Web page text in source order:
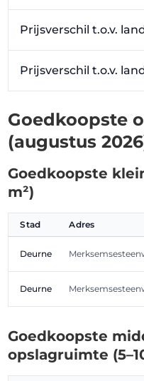
Prijsverschil t.o.v.
Prijsverschil t.o.v.
Goedkoopste
(augustus
Goedkoopste
m²)
Stad Adres
Deurne
Deurne
Goedkoopste
opslagruimte